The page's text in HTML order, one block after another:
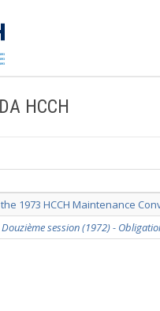
HCCH
1973 HCCH Maintenance
session (1972) -